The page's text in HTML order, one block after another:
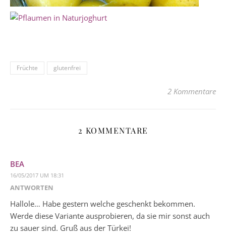
Früchte glutenfrei
2 Kommentare
2 KOMMENTARE
BEA
16/05/2017 UM 18:31
ANTWORTEN
Hallole… Habe gestern welche geschenkt bekommen.
Werde diese Variante ausprobieren, da sie mir sonst auch
zu sauer sind. Gruß aus der Türkei!